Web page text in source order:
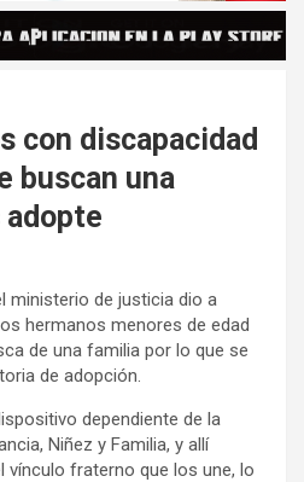
con discapacidad
buscan una
ministerio de justicia dio a
hermanos menores de edad
de una familia por lo que se
de adopción.
dependiente de la
Niñez y Familia, y allí
vínculo fraterno que los une, lo